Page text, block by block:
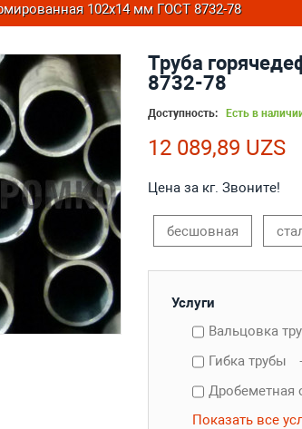
102х14 мм ГОСТ 8732-78
Труба
8732-78
Доступность: Есть в
12 089,89 UZS
Цена за кг. Звоните!
бесшовная
Услуги
Вальцовка
Гибка трубы
Дробеметная
Показать все